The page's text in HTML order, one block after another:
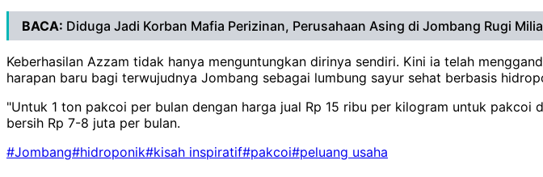
BACA: Diduga Jadi Korban Mafia Perizinan, Perusahaan Asing di Jombang Rugi
Keberhasilan Azzam tidak hanya menguntungkan dirinya sendiri. Kini ia telah
harapan baru bagi terwujudnya Jombang sebagai lumbung sayur sehat berbasis
"Untuk 1 ton pakcoi per bulan dengan harga jual Rp 15 ribu per kilogram untuk
bersih Rp 7-8 juta per bulan.
#Jombang#hidroponik#kisah inspiratif#pakcoi#peluang usaha